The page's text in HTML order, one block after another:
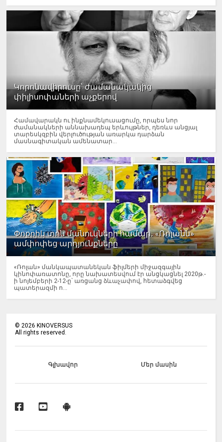
Կորոնավիրուսը՝ ժամանակակից
փիլիսոփաների աչքերով
Համավարակն ու ինքնամեկուսացումը, որպես նոր
ժամանակների աննախադեպ երևույթներ, դեռևս անցյալ
տարեսկզբին վերլուծության առարկա դարձան
մասնագիտական ամենատար...
Փոքրիկ տոն մանուկների համար․ «Ռոլանն»
ամփոփեց արդյունքները
«Ռոլան» մանկապատանեկան ֆիլմերի միջազգային
կինոփառատոնը, որը նախատեսվում էր անցկացնել 2020թ.-
ի նոյեմբերի 2-12-ը՝ առցանց ձևաչափով, հետաձգվեց
պատերազմի ո...
©2026 KINOVERSUS
All rights reserved.
Գլխավոր Մեր մասին